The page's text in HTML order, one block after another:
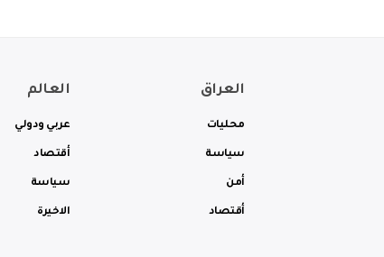
العراق
محليات
سياسة
أمن
أقتصاد
العالم
عربي ودولي
أقتصاد
سياسة
الاخيرة